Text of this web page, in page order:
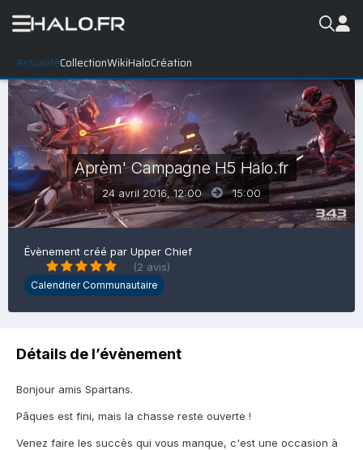
ActualitéCollectionWikiHaloCréation
Aprèm' Campagne H5 Halo.fr
24 avril 2016, 12:00 15:00
Évènement créé par Upper Chief
(2 avis)
Calendrier Communautaire
Détails de l’évènement
Bonjour amis Spartans.
Pâques est fini, mais la chasse reste ouverte !
Venez faire les succès qui vous manque, c'est une occasion à